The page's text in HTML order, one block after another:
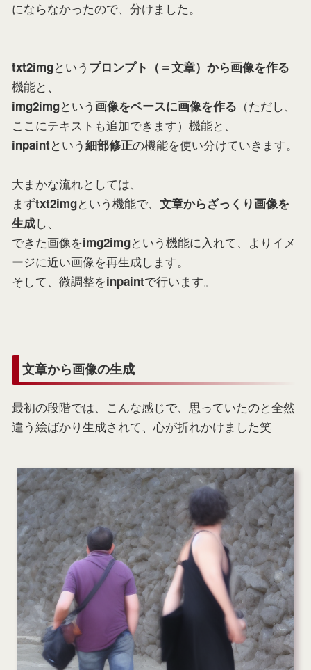
にならなかったので、分けました。
txt2imgという プロンプト（＝文章）から画像を作る
機能と、
img2imgという画像をベースに画像を作る （ただし、
ここにテキストも追加できます）機能と、
inpaintという細部修正の機能を使い分けていきます。
大まかな流れとしては、
まずtxt2imgという機能で、 文章からざっくり画像を
生成し、
できた画像をimg2imgという機能に入れて、よりイメ
ージに近い画像を再生成します。
そして、微調整をinpaintで行います。
文章から画像の生成
最初の段階では、こんな感じで、思っていたのと全然
違う絵ばかり生成されて、心が折れかけました笑